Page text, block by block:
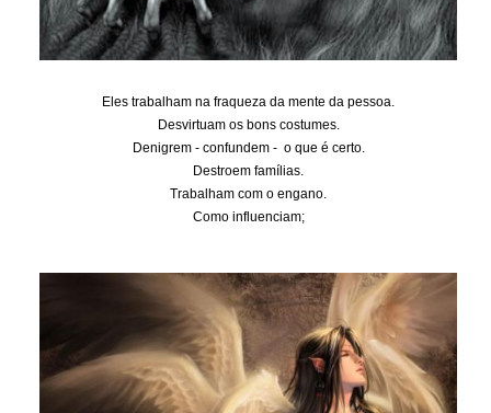
Eles trabalham na fraqueza da mente da pessoa.
Desvirtuam os bons costumes.
Denigrem - confundem - o que é certo.
Destroem famílias.
Trabalham com o engano.
Como influenciam;